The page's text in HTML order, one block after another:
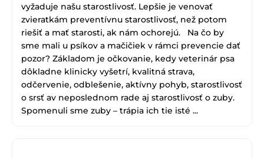
vyžaduje našu starostlivosť. Lepšie je venovať
zvieratkám preventívnu starostlivosť, než potom
riešiť a mať starosti, ak nám ochorejú. Na čo by
sme mali u psíkov a mačičiek v rámci prevencie dať
pozor? Základom je očkovanie, kedy veterinár psa
dôkladne klinicky vyšetrí, kvalitná strava,
odčervenie, odblešenie, aktívny pohyb, starostlivosť
o srsť av neposlednom rade aj starostlivosť o zuby.
Spomenuli sme zuby – trápia ich tie isté ...